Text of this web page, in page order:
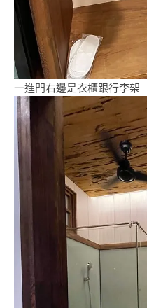
一進門右邊是衣櫃跟行李架